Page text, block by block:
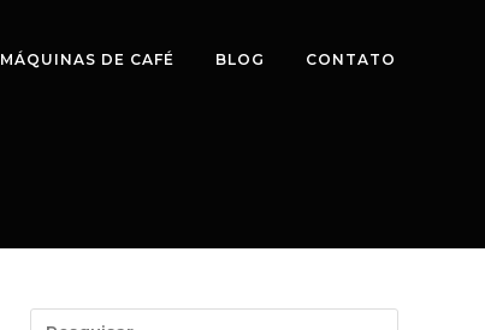
MÁQUINAS DE CAFÉ BLOG CONTATO